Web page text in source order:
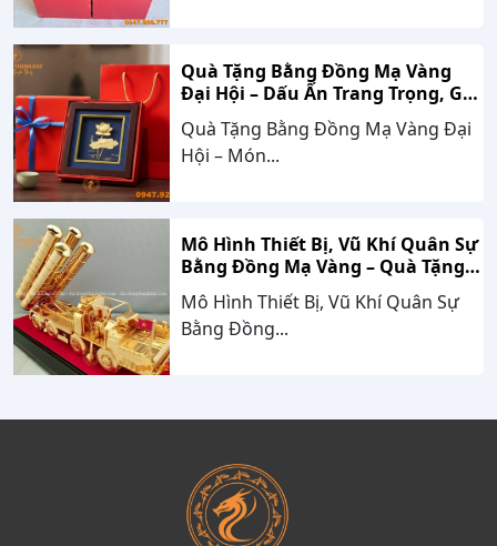
Quà Tặng Bằng Đồng Mạ Vàng
Đại Hội – Dấu Ấn Trang Trọng, Giá
Trị Bền Vững Theo Thời Gian
Quà Tặng Bằng Đồng Mạ Vàng Đại
Hội – Món...
Mô Hình Thiết Bị, Vũ Khí Quân Sự
Bằng Đồng Mạ Vàng – Quà Tặng
Cao Cấp Mang Dấu Ấn Sức Mạnh
Và Niềm Tự Hào Dân Tộc
Mô Hình Thiết Bị, Vũ Khí Quân Sự
Bằng Đồng...